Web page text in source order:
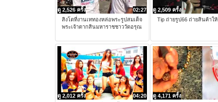
02:27
ดู 2,526 ครั้ง
สิงโตที่งานเททองหล่อพระรูปสมเด็จ
พระเจ้าตากสินมหาราชชาววัดอรุณ
ดู 2,509 ครั้ง
Tip ถ่ายรูป66 ถ่ายสินค้าใ
04:20
ดู 2,012 ครั้ง
ดู 4,171 ครั้ง